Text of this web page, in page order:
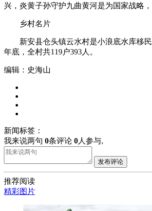
兴，炎黄子孙守护九曲黄河是为国家战略
乡村名片
新安县仓头镇云水村是小浪底水库移民
年底，全村共119户393人。
编辑：史海山
新闻标签：
我来说两句 0条评论 0人参与,
发布评论
推荐阅读